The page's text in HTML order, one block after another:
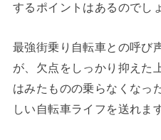
するポイントはあるのでし
最強街乗り自転車との呼び
が、欠点をしっかり抑えた
はみたものの乗らなくなっ
しい自転車ライフを送れま